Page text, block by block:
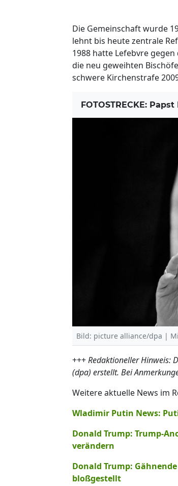
Die Gemeinschaft wurde
lehnt bis heute zentrale
1988 hatte Lefebvre
die neu geweihten
schwere Kirchenstrafe
FOTOSTRECKE:
Bild: picture alliance/dpa |
+++Redaktioneller Hinweis:
(dpa) erstellt. Bei
Weitere aktuelle News im
Wladimir Putin News:
Donald Trump: Trump-
verändern
Donald Trump:
bloßgestellt